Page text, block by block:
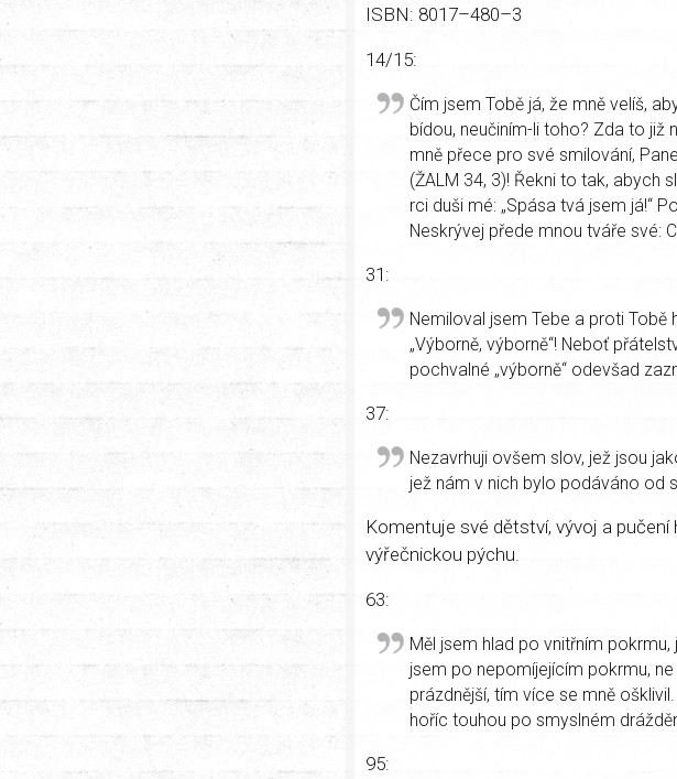
ISBN: 8017–480–3
14/15:
Čím jsem Tobě já, že mně velíš,
bídou, neučiním-li toho? Zda to již
mně přece pro své smilování,
(ŽALM 34, 3)! Řekni to tak, abych
rci duši mé: „Spása tvá jsem já!“
Neskrývej přede mnou tváře své:
31:
Nemiloval jsem Tebe a proti Tobě
„Výborně, výborně“! Neboť
pochvalné „výborně“ odevšad
37:
Nezavrhuji ovšem slov, jež jsou
jež nám v nich bylo podáváno od
Komentuje své dětství, vývoj a
výřečnickou pýchu.
63:
Měl jsem hlad po vnitřním
jsem po nepomíjejícím pokrmu,
prázdnější, tím více se mně
hoříc touhou po smyslném
95: